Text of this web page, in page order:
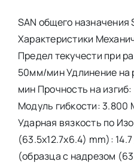
SAN общего назначения
Характеристики
Предел текучести при
50мм/мин Удлинение на
мин Прочность на
Модуль гибкости:
Ударная вязкость по
(63.5x12.7x6.4) mm):
(образца с надрезом